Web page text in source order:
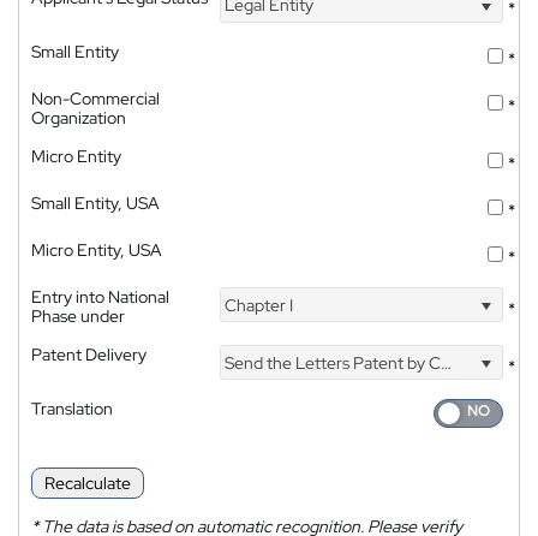
Legal Entity
*
Small Entity
*
Non-Commercial
Organization
*
Micro Entity
*
Small Entity, USA
*
Micro Entity, USA
*
Entry into National
Phase under
Chapter I *
Patent Delivery Send the Letters Patent by Courier
*
Translation
Recalculate
*The data is based on automatic recognition. Please verify